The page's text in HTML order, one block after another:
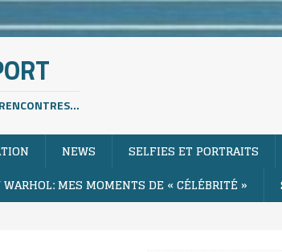
NEWS SELFIES ET PORTRAITS
MES MOMENTS DE « CÉLÉBRITÉ »